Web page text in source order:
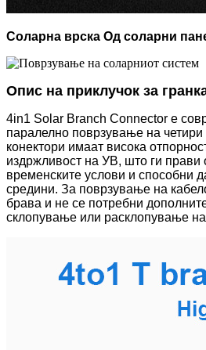
Соларна врска Од соларни
Опис на приклучок за
4in1 Solar Branch Connector е
паралелно поврзување на
конектори имаат висока
издржливост на УВ, што ги прави
временските услови и способни
средини. За поврзување на
брава и не се потребни
склопување или расклопување